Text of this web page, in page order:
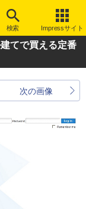
検索 Impressサイト
てで買える定番
次の画像